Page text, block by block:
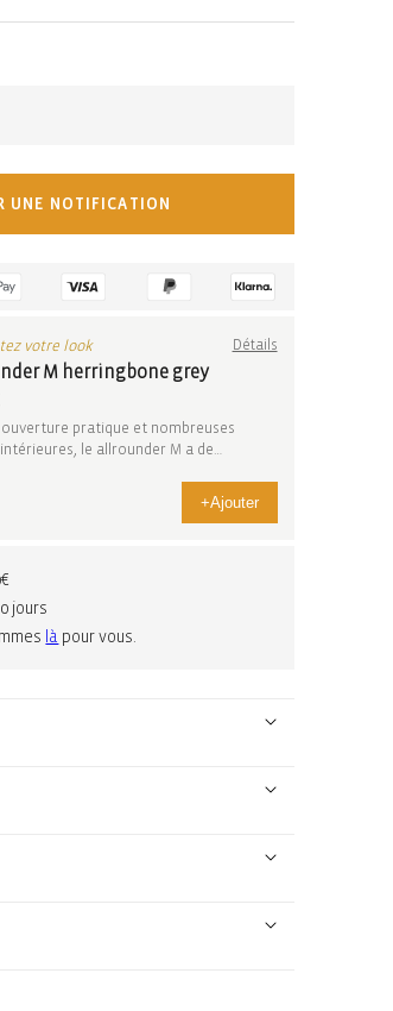
UNE NOTIFICATION
votre look Détails
M herringbone grey
ouverture pratique et nombreuses
le allrounder M a de
+Ajouter
jours
là pour vous.